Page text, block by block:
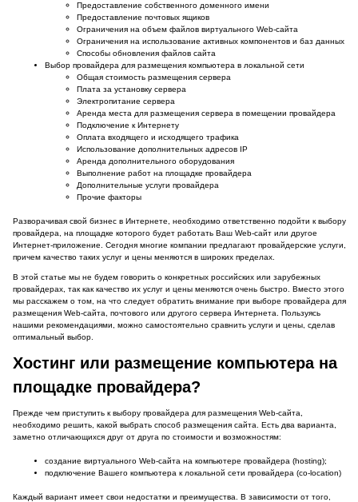
Предоставление собственного доменного имени
Предоставление почтовых ящиков
Ограничения на объем файлов виртуального Web-сайта
Ограничения на использование активных компонентов и баз данных
Способы обновления файлов сайта
Выбор провайдера для размещения компьютера в локальной сети
Общая стоимость размещения сервера
Плата за установку сервера
Электропитание сервера
Аренда места для размещения сервера в помещении провайдера
Подключение к Интернету
Оплата входящего и исходящего трафика
Использование дополнительных адресов IP
Аренда дополнительного оборудования
Выполнение работ на площадке провайдера
Дополнительные услуги провайдера
Прочие факторы
Разворачивая свой бизнес в Интернете, необходимо ответственно подойти к выбору
провайдера, на площадке которого будет работать Ваш Web-сайт или другое
Интернет-приложение. Сегодня многие компании предлагают провайдерские услуги,
причем качество таких услуг и цены меняются в широких пределах.
В этой статье мы не будем говорить о конкретных российских или зарубежных
провайдерах, так как качество их услуг и цены меняются очень быстро. Вместо этого
мы расскажем о том, на что следует обратить внимание при выборе провайдера для
размещения Web-сайта, почтового или другого сервера Интернета. Пользуясь
нашими рекомендациями, можно самостоятельно сравнить услуги и цены, сделав
оптимальный выбор.
Хостинг или размещение компьютера на
площадке провайдера?
Прежде чем приступить к выбору провайдера для размещения Web-сайта,
необходимо решить, какой выбрать способ размещения сайта. Есть два варианта,
заметно отличающихся друг от друга по стоимости и возможностям:
создание виртуального Web-сайта на компьютере провайдера (hosting);
подключение Вашего компьютера к локальной сети провайдера (co-location)
Каждый вариант имеет свои недостатки и преимущества. В зависимости от того,